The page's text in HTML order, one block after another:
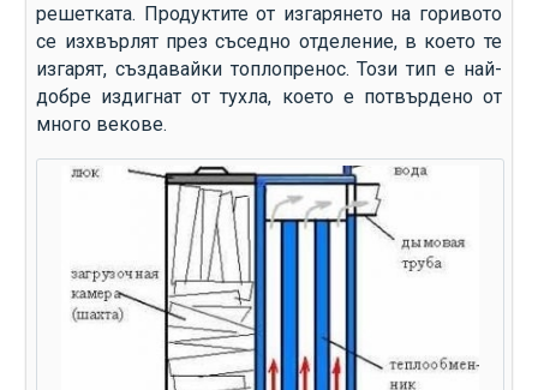
решетката. Продуктите от изгарянето на горивото
се изхвърлят през съседно отделение, в което те
изгарят, създавайки топлопренос. Този тип е най-
добре издигнат от тухла, което е потвърдено от
много векове.